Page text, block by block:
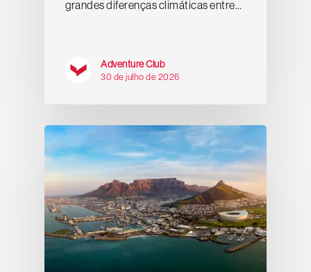
grandes diferenças climáticas entre…
Adventure Club
30 de julho de 2026